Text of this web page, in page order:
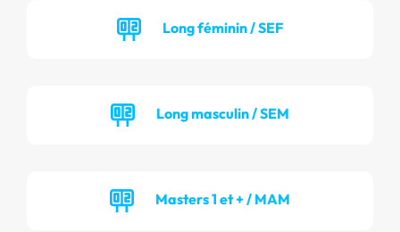
Long féminin / SEF
Long masculin / SEM
Masters 1 et + / MAM